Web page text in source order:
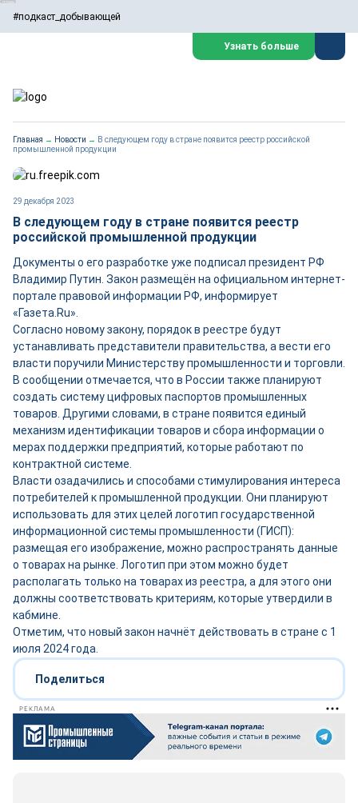
#подкаст_добывающей
Узнать больше
Главная → Новости → В следующем году в стране появится реестр российской
промышленной продукции
29 декабря 2023
В следующем году в стране появится реестр
российской промышленной продукции
Документы о его разработке уже подписал президент РФ
Владимир Путин. Закон размещён на официальном интернет-
портале правовой информации РФ, информирует
«Газета.Ru».
Согласно новому закону, порядок в реестре будут
устанавливать представители правительства, а вести его
власти поручили Министерству промышленности и торговли.
В сообщении отмечается, что в России также планируют
создать систему цифровых паспортов промышленных
товаров. Другими словами, в стране появится единый
механизм идентификации товаров и сбора информации о
мерах поддержки предприятий, которые работают по
контрактной системе.
Власти озадачились и способами стимулирования интереса
потребителей к промышленной продукции. Они планируют
использовать для этих целей логотип государственной
информационной системы промышленности (ГИСП):
размещая его изображение, можно распространять данные
о товарах на рынке. Логотип при этом можно будет
располагать только на товарах из реестра, а для этого они
должны соответствовать критериям, которые утвердили в
кабмине.
Отметим, что новый закон начнёт действовать в стране с 1
июля 2024 года.
Поделиться
РЕКЛАМА